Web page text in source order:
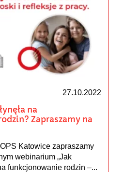
27.10.2022
na
Zapraszamy na
Katowice zapraszamy
webinarium „Jak
funkcjonowanie rodzin –...